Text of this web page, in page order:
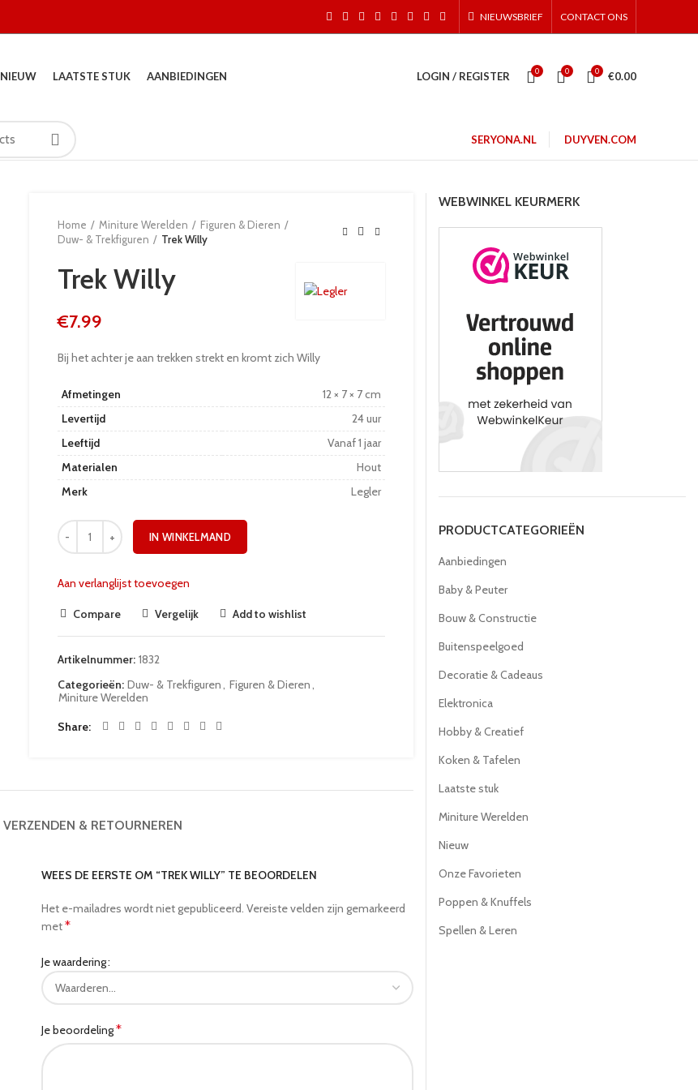
NIEUWSBRIEF CONTACT ONS
NIEUW LAATSTE STUK AANBIEDINGEN LOGIN / REGISTER 0 0 0 €0.00
SERYONA.NL DUYVEN.COM
Home Miniture Werelden
Figuren & Dieren
Duw- & Trekfiguren
Trek Willy
Trek Willy
€7.99
Bij het achter je aan trekken strekt en kromt zich Willy
Afmetingen
12 × 7 × 7 cm
Levertijd
24 uur
Leeftijd
Vanaf 1 jaar
Materialen
Hout
Merk
Legler
IN WINKELMAND
Aan verlanglijst toevoegen
Compare Vergelijk Add to wishlist
Artikelnummer: 1832
Categorieën: Duw- & Trekfiguren, Figuren & Dieren,
Miniture Werelden
Share
VERZENDEN & RETOURNEREN
WEES DE EERSTE OM “TREK WILLY” TE BEOORDELEN
Het e-mailadres wordt niet gepubliceerd. Vereiste velden zijn gemarkeerd
met*
Je waardering
Je beoordeling*
WEBWINKEL KEURMERK
PRODUCTCATEGORIEËN
Aanbiedingen
Baby & Peuter
Bouw & Constructie
Buitenspeelgoed
Decoratie & Cadeaus
Elektronica
Hobby & Creatief
Koken & Tafelen
Laatste stuk
Miniture Werelden
Nieuw
Onze Favorieten
Poppen & Knuffels
Spellen & Leren